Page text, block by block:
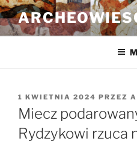
Przejdź
do
treści
OPUBLIKOWANE
W
1 KWIETNIA 2024 PRZEZ
Miecz
Rydzykowi rzuca